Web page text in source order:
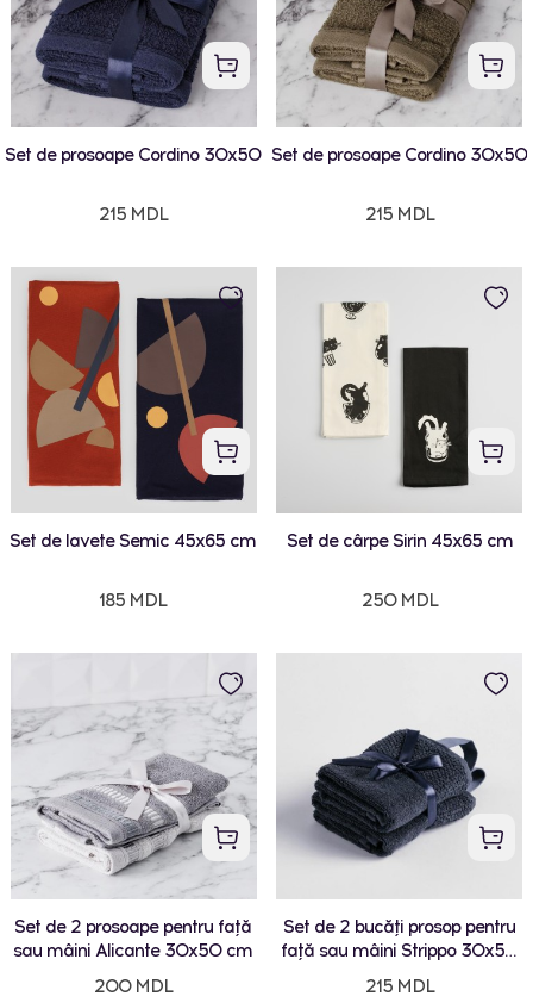
Set de prosoape Cordino 30x50
215 MDL
Set de prosoape Cordino 30x50
215 MDL
Set de lavete Semic 45x65 cm
185 MDL
Set de cârpe Sirin 45x65 cm
250 MDL
Set de 2 prosoape pentru față
sau mâini Alicante 30x50 cm
200 MDL
Set de 2 bucăți prosop pentru
față sau mâini Strippo 30x50
cm
215 MDL